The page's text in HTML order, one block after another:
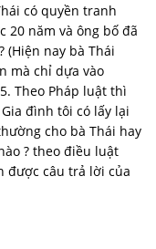
có quyền tranh
20 năm và ông bố đã
(Hiện nay bà Thái
mà chỉ dựa vào
Theo Pháp luật thì
đình tôi có lấy lại
cho bà Thái hay
? theo điều luật
được câu trả lời của